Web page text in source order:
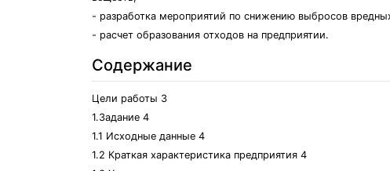
- разработка мероприятий по снижению выбросов
- расчет образования отходов на предприятии.
Содержание
Цели работы 3
1.Задание 4
1.1 Исходные данные 4
1.2 Краткая характеристика предприятия 4